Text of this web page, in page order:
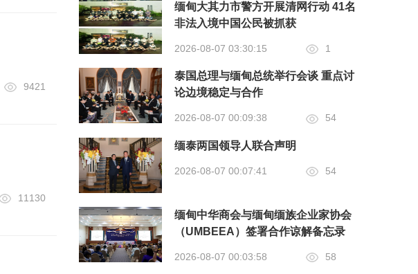
9421
11130
缅甸大其力市警方开展清网行动 41名
非法入境中国公民被抓获
2026-08-07 03:30:15 1
泰国总理与缅甸总统举行会谈 重点讨
论边境稳定与合作
2026-08-07 00:09:38 54
缅泰两国领导人联合声明
2026-08-07 00:07:41 54
缅甸中华商会与缅甸缅族企业家协会
（UMBEEA）签署合作谅解备忘录
2026-08-07 00:03:58 58